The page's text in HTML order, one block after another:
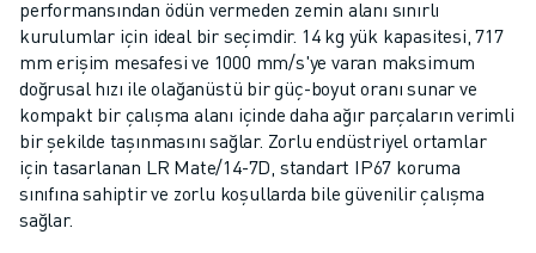
ARK KAYNAK ROBOTLARI
EKLEMLI ROBOTLAR
ARC MATE SERISI
M-900 SERISI
DELTA ROBOTLAR
GIDA VE TEMIZ ODA ROBOTLARI
BOYA ROBOTLARI
PALETLEME ROBOTLARI
performansından ödün vermeden zemin alanı sınırlı
kurulumlar için ideal bir seçimdir. 14 kg yük kapasitesi, 717
mm erişim mesafesi ve 1000 mm/s'ye varan maksimum
doğrusal hızı ile olağanüstü bir güç-boyut oranı sunar ve
kompakt bir çalışma alanı içinde daha ağır parçaların verimli
bir şekilde taşınmasını sağlar. Zorlu endüstriyel ortamlar
için tasarlanan LR Mate/14-7D, standart IP67 koruma
sınıfına sahiptir ve zorlu koşullarda bile güvenilir çalışma
sağlar.